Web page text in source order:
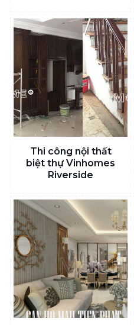
Thi công nội thất
biệt thự Vinhomes
Riverside